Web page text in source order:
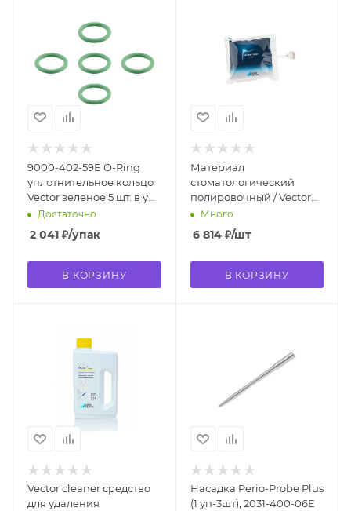
9000-402-59E O-Ring
уплотнительное кольцо
Vector зеленое 5 шт. в уп.
Durr Dental
Достаточно
2 041 ₽/упак
В КОРЗИНУ
Материал
стоматологический
полировочный / Vector
fluid Polish 200 мл
CWZ510C2350
Много
6 814₽/шт
В КОРЗИНУ
Vector cleaner средство
для удаления
Насадка Perio-Probe Plus
(1 уп-3шт), 2031-400-06E